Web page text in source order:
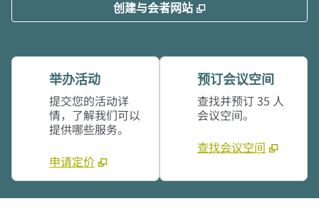
创建与会者网站 ,
举办活动
提交您的活动详
情，了解我们可以
提供哪些服务。
申请定价
预订会议空间
查找并预订 35 人
会议空间。
查找会议空间